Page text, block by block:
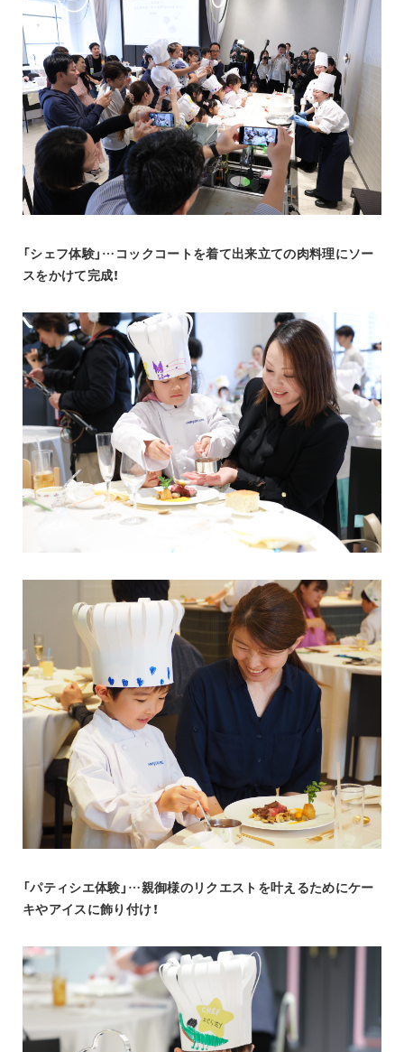
「シェフ体験」…コックコートを着て出来立ての肉料理にソー
スをかけて完成！
「パティシエ体験」…親御様のリクエストを叶えるためにケー
キやアイスに飾り付け！